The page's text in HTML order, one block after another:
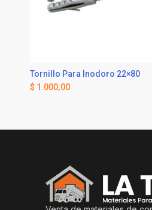
Tornillo Para Inodoro 22×80
$ 1.000,00